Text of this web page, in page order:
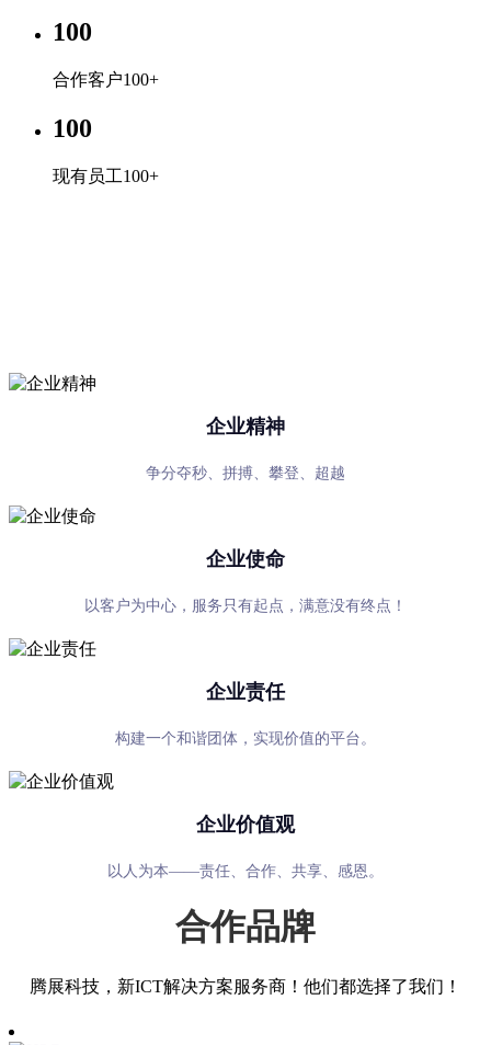
100
合作客户100+
100
现有员工100+
企业精神
争分夺秒、拼搏、攀登、超越
企业使命
以客户为中心，服务只有起点，满意没有终点！
企业责任
构建一个和谐团体，实现价值的平台。
企业价值观
以人为本——责任、合作、共享、感恩。
合作品牌
腾展科技，新ICT解决方案服务商！他们都选择了我们！